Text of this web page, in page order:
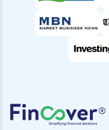
health insurance
health insurance